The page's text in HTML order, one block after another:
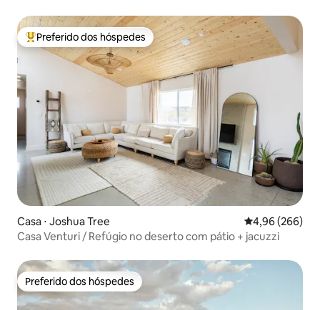
Entre os melhores preferidos dos hóspedes
Preferido dos hóspedes
Casa ⋅ Joshua Tree 4,96 de uma
4,96 (266)
Casa Venturi / Refúgio no deserto com pátio + jacuzzi
Preferido dos hóspedes
Preferido dos hóspedes